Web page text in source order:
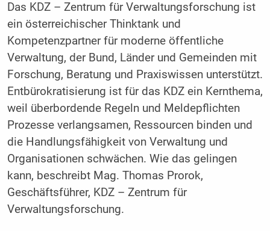
Das KDZ – Zentrum für Verwaltungsforschung ist
ein österreichischer Thinktank und
Kompetenzpartner für moderne öffentliche
Verwaltung, der Bund, Länder und Gemeinden mit
Forschung, Beratung und Praxiswissen unterstützt.
Entbürokratisierung ist für das KDZ ein Kernthema,
weil überbordende Regeln und Meldepflichten
Prozesse verlangsamen, Ressourcen binden und
die Handlungsfähigkeit von Verwaltung und
Organisationen schwächen. Wie das gelingen
kann, beschreibt Mag. Thomas Prorok,
Geschäftsführer, KDZ – Zentrum für
Verwaltungsforschung.